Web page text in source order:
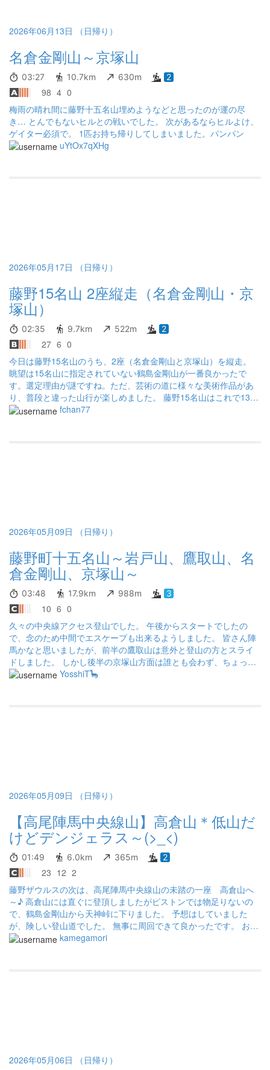
2026年06月13日 （日帰り）
名倉金剛山～京塚山
03:27 10.7km 630m 2
98 4 0
梅雨の晴れ間に藤野十五名山埋めようなどと思ったのが運の尽
き… とんでもないヒルとの戦いでした。 次があるならヒルよけ、
ゲイター必須で。 1匹お持ち帰りしてしまいました。パンパン
uYtOx7qXHg
2026年05月17日 （日帰り）
藤野15名山 2座縦走（名倉金剛山・京
塚山）
02:35 9.7km 522m 2
27 6 0
今日は藤野15名山のうち、2座（名倉金剛山と京塚山）を縦走。
眺望は15名山に指定されていない鶴島金剛山が一番良かったで
す。選定理由が謎ですね。ただ、芸術の道に様々な美術作品があ
り、普段と違った山行が楽しめました。 藤野15名山はこれで13座
登ったので、残り2座です。
fchan77
2026年05月09日 （日帰り）
藤野町十五名山～岩戸山、鷹取山、名
倉金剛山、京塚山～
03:48 17.9km 988m 3
10 6 0
久々の中央線アクセス登山でした。 午後からスタートでしたの
で、念のため中間でエスケープも出来るようしました。 皆さん陣
馬かなと思いましたが、前半の鷹取山は意外と登山の方とスライ
ドしました。 しかし後半の京塚山方面は誰とも会わず、ちょっと
寂しい感じでした。 そして今回のハイライトは金剛山。10キロ以
YosshiT🦕
2026年05月09日 （日帰り）
【高尾陣馬中央線山】高倉山＊低山だ
けどデンジェラス～(>_<)
01:49 6.0km 365m 2
23 12 2
藤野ザウルスの次は、高尾陣馬中央線山の未踏の一座 高倉山へ
～♪ 高倉山には直ぐに登頂しましたがピストンでは物足りないの
で、鶴島金剛山から天神峠に下りました。 予想はしていました
が、険しい登山道でした。 無事に周回できて良かったです。 お疲
れ山でした～♪kamegamori
2026年05月06日 （日帰り）